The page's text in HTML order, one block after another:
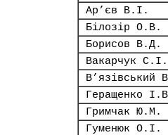
Ар’єв В.І.
Білозір О.В.
Борисов В.Д.
Вакарчук С.І.
В’язівський
Геращенко
Гримчак Ю.М.
Гуменюк О.І.